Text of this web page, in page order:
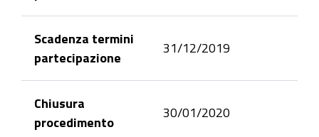
Scadenza termini
partecipazione
31/12/2019
Chiusura
procedimento
30/01/2020